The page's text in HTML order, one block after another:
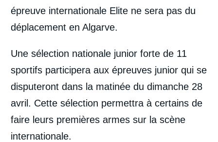
épreuve internationale Elite ne sera pas du
déplacement en Algarve.
Une sélection nationale junior forte de 11
sportifs participera aux épreuves junior qui se
disputeront dans la matinée du dimanche 28
avril. Cette sélection permettra à certains de
faire leurs premières armes sur la scène
internationale.